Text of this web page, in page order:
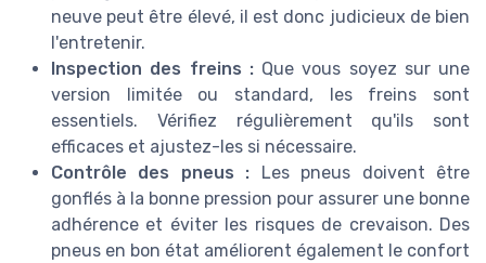
neuve peut être élevé, il est donc judicieux de bien
l'entretenir.
Inspection des freins :Que vous soyez sur une
version limitée ou standard, les freins sont
essentiels. Vérifiez régulièrement qu'ils sont
efficaces et ajustez-les si nécessaire.
Contrôle des pneus : Les pneus doivent être
gonflés à la bonne pression pour assurer une bonne
adhérence et éviter les risques de crevaison. Des
pneus en bon état améliorent également le confort